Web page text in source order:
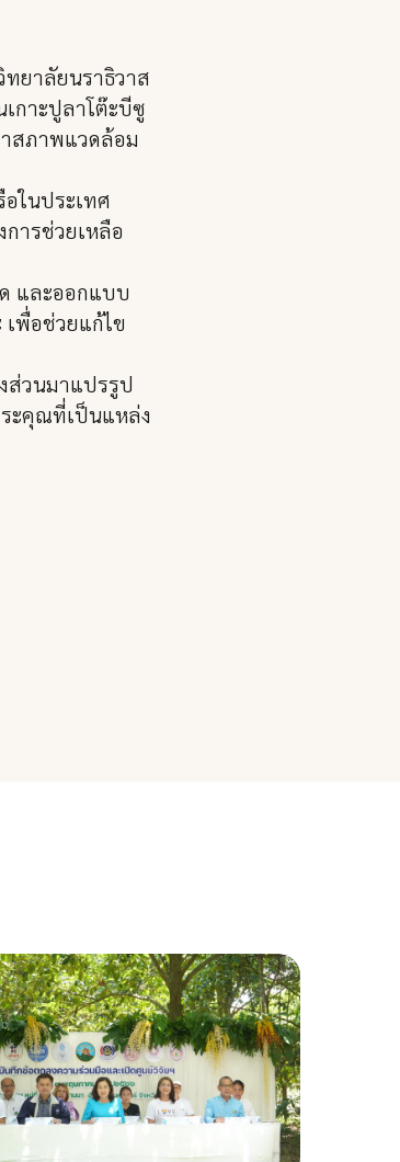
ยาลัยนราธิวาส
กาะปูลาโต๊ะบีซู
สภาพแวดล้อม
ในประเทศ
ารช่วยเหลือ
และออกแบบ
พื่อช่วยแก้ไข
ส่วนมาแปรรูป
ะคุณที่เป็นแหล่ง